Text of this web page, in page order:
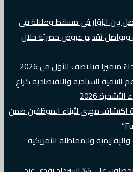
بين الزوّار في مسقط وصلالة في
ويواصل تقديم عروض حصريّة خلال
متميزا فيالنصف الأول من 2026
السياحية والاقتصادية كراعٍ
2026
اكتشاف مهني لأبناء الموظفين ضمن
والمماطلة الأمريكية